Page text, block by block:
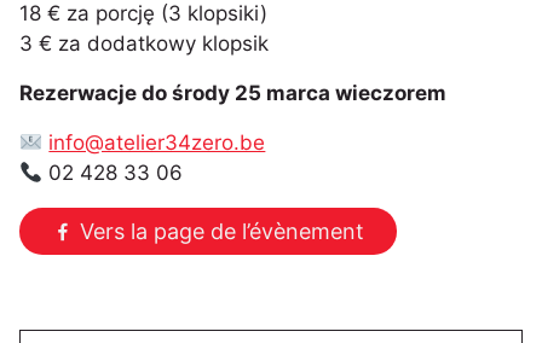
18 € za porcję (3 klopsiki)
3 € za dodatkowy klopsik
Rezerwacje do środy 25 marca wieczorem
info@atelier34zero.be
02 428 33 06
Vers la page de l’évènement